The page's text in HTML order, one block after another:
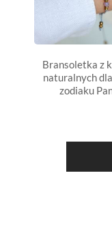
Bransoletka z
naturalnych
zodiaku